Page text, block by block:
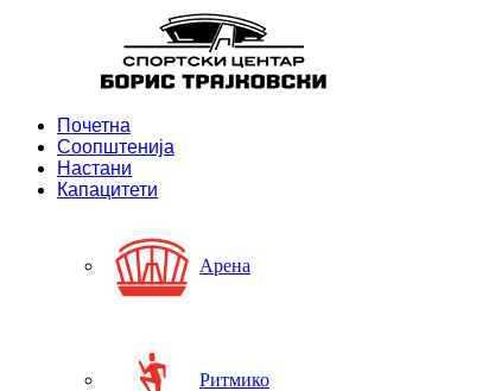
Почетна
Соопштенија
Настани
Капацитети
Арена
Ритмико